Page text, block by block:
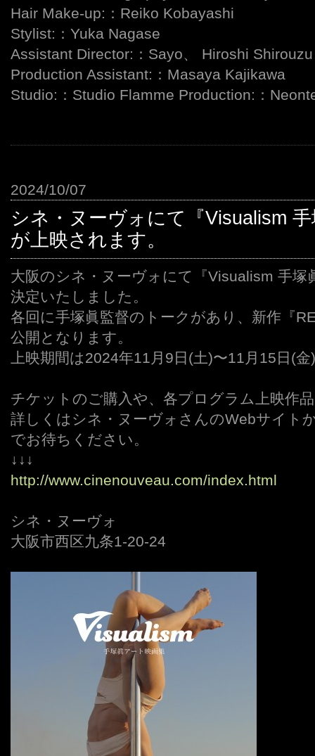
Hair Make-up:：Reiko Kobayashi
Stylist:：Yuka Nagase
Assistant Director:：Sayo、 Hiroshi Shirouzu
Production Assistant:：Masaya Kajikawa
Studio:：Studio Flamme Production:：
2024/10/07
シネ・ヌーヴォにて『Visualism
が上映されます。
大阪のシネ・ヌーヴォにて『Visualism 手塚
決定いたしました。
各回に手塚眞監督のトークがあり、新作『
公開となります。
上映期間は2024年11月9日(土)〜11月15日(金)
チケットのご購入や、各プログラム上映作
詳しくはシネ・ヌーヴォさんのWebサイト
でお待ちください。
↓↓↓
http://www.cinenouveau.com/index.html
シネ・ヌーヴォ
大阪市西区九条1-20-24